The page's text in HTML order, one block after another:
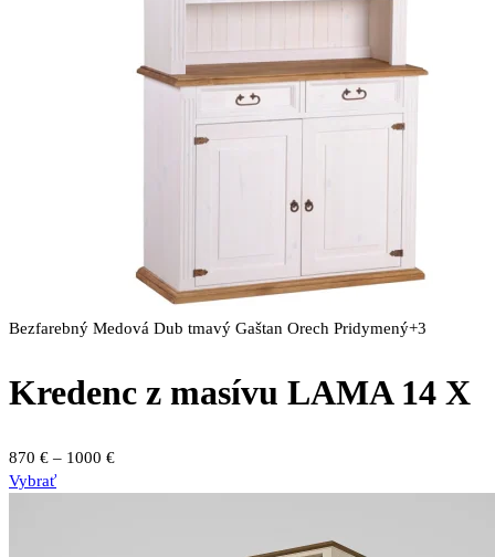
Bezfarebný Medová Dub tmavý Gaštan Orech Pridymený+3
Kredenc z masívu LAMA 14 X
870 € – 1000 €Price
VybraťTento